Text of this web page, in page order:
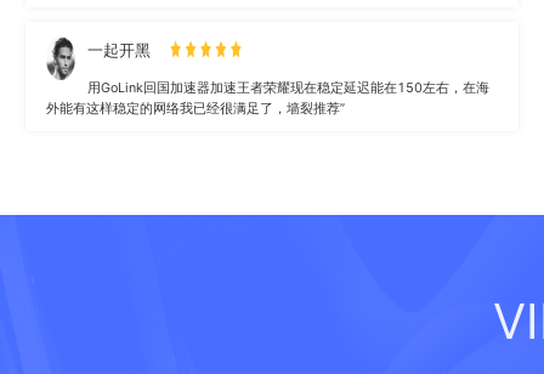
一起开黑
用GoLink回国加速器加速王者荣耀现在稳定延迟能在150左右，在海
外能有这样稳定的网络我已经很满足了，墙裂推荐”